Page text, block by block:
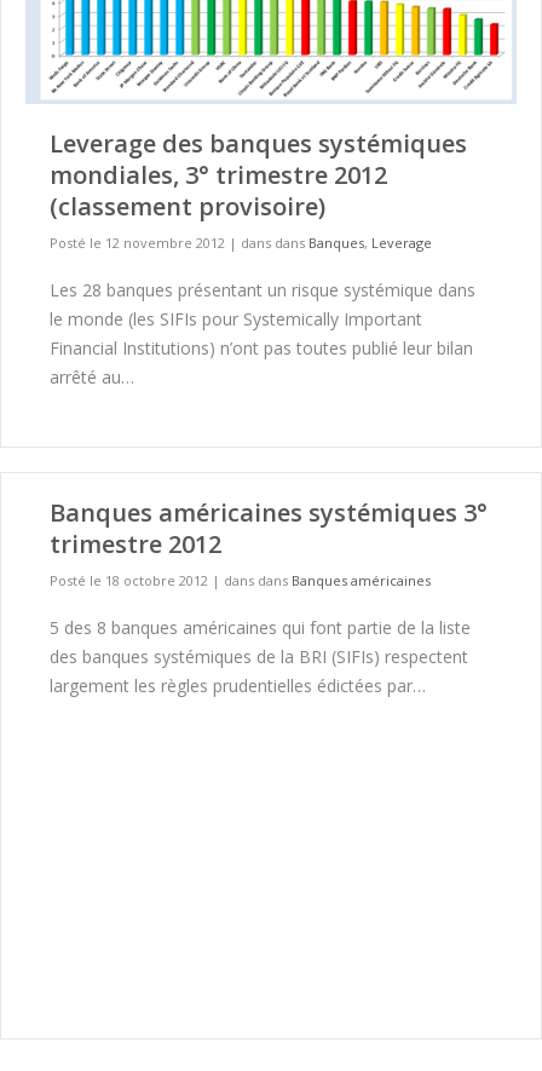
Leverage des banques systémiques
mondiales, 3° trimestre 2012
(classement provisoire)
Posté le 12 novembre 2012 | dans dans Banques, Leverage
Les 28 banques présentant un risque systémique dans
le monde (les SIFIs pour Systemically Important
Financial Institutions) n’ont pas toutes publié leur bilan
arrêté au…
Banques américaines systémiques 3°
trimestre 2012
Posté le 18 octobre 2012 | dans dans Banques américaines
5 des 8 banques américaines qui font partie de la liste
des banques systémiques de la BRI (SIFIs) respectent
largement les règles prudentielles édictées par…